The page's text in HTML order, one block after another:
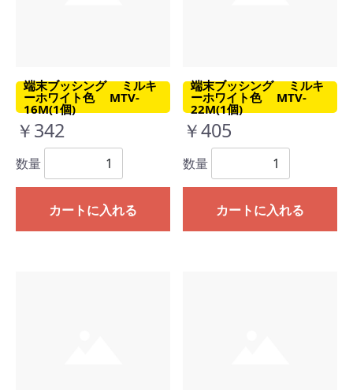
端末ブッシング ミルキ
ーホワイト色 MTV-
16M(1個)
￥342
数量
カートに入れる
端末ブッシング ミルキ
ーホワイト色 MTV-
22M(1個)
￥405
数量
カートに入れる